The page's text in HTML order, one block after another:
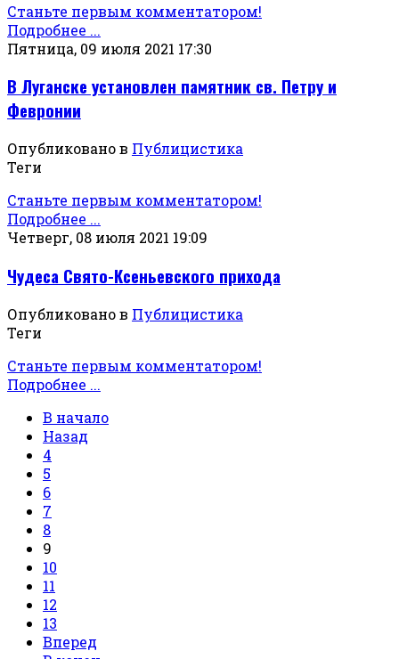
Станьте первым комментатором!
Подробнее ...
Пятница, 09 июля 2021 17:30
В Луганске установлен памятник св. Петру и
Февронии
Опубликовано в Публицистика
Теги
Станьте первым комментатором!
Подробнее ...
Четверг, 08 июля 2021 19:09
Чудеса Свято-Ксеньевского прихода
Опубликовано в Публицистика
Теги
Станьте первым комментатором!
Подробнее ...
В начало
Назад
4
5
6
7
8
9
10
11
12
13
Вперед